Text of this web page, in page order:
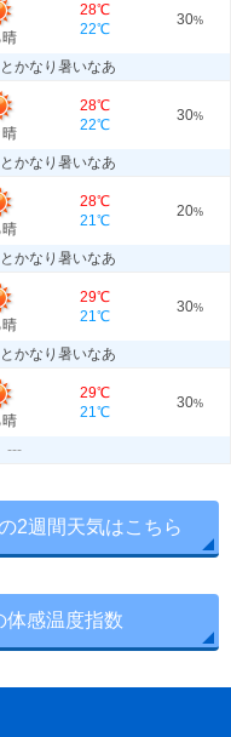
28℃
22℃
30%
かなり暑いなあ
28℃
22℃
30%
かなり暑いなあ
28℃
21℃
20%
かなり暑いなあ
29℃
21℃
30%
かなり暑いなあ
29℃
21℃
30%
---
2週間天気はこちら
体感温度指数